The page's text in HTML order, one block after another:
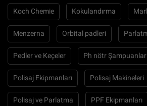
Koch Chemie Kokulandırma
Menzerna Orbital padleri
Pedler ve Keçeler Ph nötr Şampuanlar
Polisaj Ekipmanları Polisaj Makineleri
Polisaj ve Parlatma PPF Ekipmanları